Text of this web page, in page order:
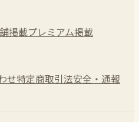
掲載プレミアム掲載
せ特定商取引法安全・通報